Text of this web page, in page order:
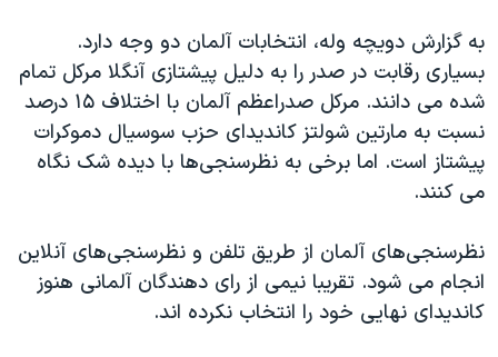
چهل سال گروگان‌گیری
قانون شفافیت دارائی کادر رهبری ایران
اعتراضات مردمی آبان ۹۸
اسرائیل در جنگ
همایش محافظه‌کاران آمریکا «سی‌پک»
صفحه‌های ویژه
به گزارش دویچه وله، انتخابات آلمان دو وجه دارد.
بسیاری رقابت در صدر را به دلیل پیشتازی آنگلا مرکل تمام
شده می دانند. مرکل صدراعظم آلمان با اختلاف ۱۵ درصد
نسبت به مارتین شولتز کاندیدای حزب سوسیال دموکرات
پیشتاز است. اما برخی به نظرسنجی‌ها با دیده شک نگاه
می کنند.
نظرسنجی‌های آلمان از طریق تلفن و نظرسنجی‌های آنلاین
انجام می شود. تقریبا نیمی از رای دهندگان آلمانی هنوز
کاندیدای نهایی خود را انتخاب نکرده اند.